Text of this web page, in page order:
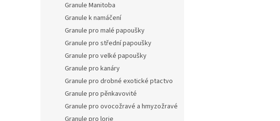
Granule Manitoba
Granule k namáčení
Granule pro malé papoušky
Granule pro střední papoušky
Granule pro velké papoušky
Granule pro kanáry
Granule pro drobné exotické ptactvo
Granule pro pěnkavovité
Granule pro ovocožravé a hmyzožravé
Granule pro lorie